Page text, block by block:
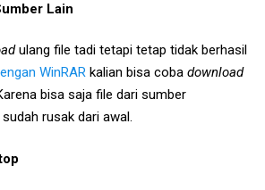
Lain
ulang file tadi tetapi tetap tidak berhasil
WinRAR kalian bisa coba download
bisa saja file dari sumber
rusak dari awal.